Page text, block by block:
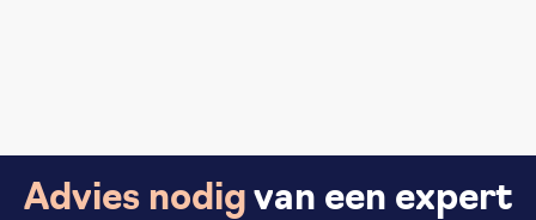
Advies nodig van een expert